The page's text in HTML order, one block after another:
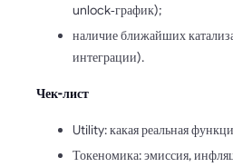
unlock‑график);
наличие ближайших
интеграции).
Чек-лист
Utility: какая реальная
Токеномика: эмиссия,